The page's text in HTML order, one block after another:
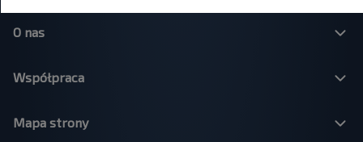
O nas
Współpraca
Mapa strony